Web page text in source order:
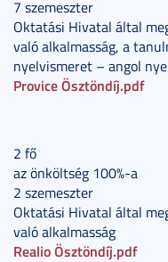
7 szemeszter
Oktatási Hivatal által
való alkalmasság, a
nyelvismeret – angol
Provice Ösztöndíj.pdf
2 fő
az önköltség 100%-a
2 szemeszter
Oktatási Hivatal által
való alkalmasság
Realio Ösztöndíj.pdf